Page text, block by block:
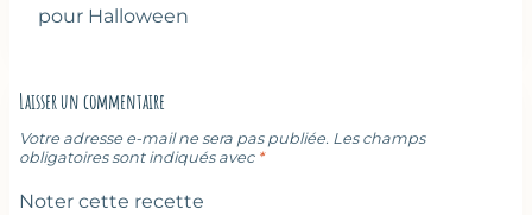
pour Halloween
Laisser un commentaire
Votre adresse e-mail ne sera pas publiée. Les champs
obligatoires sont indiqués avec *
Noter cette recette